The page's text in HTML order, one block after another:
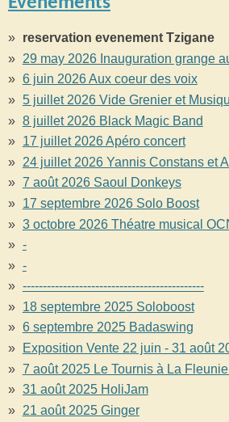
reservation evenement Tzigane
29 may 2026 Inauguration grange
6 juin 2026 Aux coeur des voix
5 juillet 2026 Vide Grenier et
8 juillet 2026 Black Magic Band
17 juillet 2026 Apéro concert
24 juillet 2026 Yannis Constans et
7 août 2026 Saoul Donkeys
17 septembre 2026 Solo Boost
3 octobre 2026 Théatre musical
-
-
---------------------------------------------
18 septembre 2025 Soloboost
6 septembre 2025 Badaswing
Exposition Vente 22 juin - 31 août
7 août 2025 Le Tournis à La
31 août 2025 HoliJam
21 août 2025 Ginger